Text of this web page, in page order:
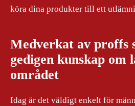
köra dina produkter till ett
Medverkat av proffs
gedigen kunskap om
området
Idag är det väldigt enkelt för